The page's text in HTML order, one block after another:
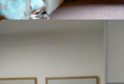
Cód. 334450
R$370.800,00
m²•2 quartos•1banheiro